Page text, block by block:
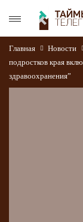
Главная Новости
подростков края
здравоохранения”